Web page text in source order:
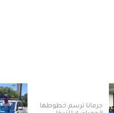
جرمانا ترسم خطوطها